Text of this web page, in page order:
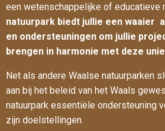
een wetenschappelijke of educatieve
natuurpark biedt jullie een waaier
en ondersteuningen om jullie
brengen in harmonie met deze
Net als andere Waalse natuurparken
aan bij het beleid van het Waals
natuurpark essentiële ondersteuning
zijn doelstellingen.